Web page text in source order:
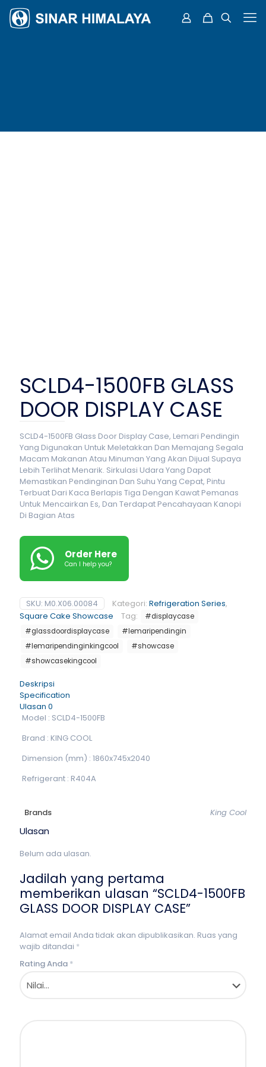
SCLD4-1500FB GLASS
DOOR DISPLAY CASE
SCLD4-1500FB Glass Door Display Case, Lemari Pendingin
Yang Digunakan Untuk Meletakkan Dan Memajang Segala
Macam Makanan Atau Minuman Yang Akan Dijual Supaya
Lebih Terlihat Menarik. Sirkulasi Udara Yang Dapat
Memastikan Pendinginan Dan Suhu Yang Cepat, Pintu
Terbuat Dari Kaca Berlapis Tiga Dengan Kawat Pemanas
Untuk Mencairkan Es, Dan Terdapat Pencahayaan Kanopi
Di Bagian Atas
Order Here
Can I help you?
SKU: M0.X06.00084 Kategori: Refrigeration Series,
Square Cake Showcase
Tag:
#displaycase
#glassdoordisplaycase
#lemaripendingin
#lemaripendinginkingcool
#showcase
#showcasekingcool
Deskripsi
Specification
Ulasan 0
Model : SCLD4-1500FB
Brand : KING COOL
Dimension (mm) : 1860x745x2040
Refrigerant : R404A
Brands King Cool
Ulasan
Belum ada ulasan.
Jadilah yang pertama
memberikan ulasan “SCLD4-1500FB
GLASS DOOR DISPLAY CASE”
Alamat email Anda tidak akan dipublikasikan. Ruas yang
wajib ditandai *
Rating Anda *